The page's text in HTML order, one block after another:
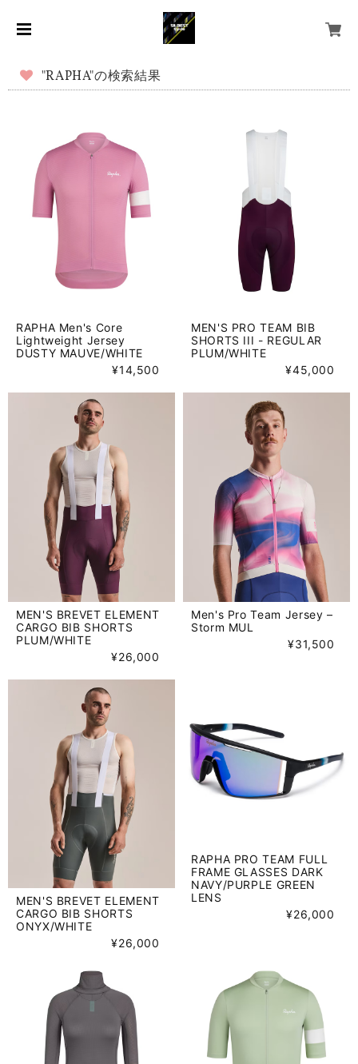
"RAPHA"の検索結果
RAPHA Men's Core
Lightweight Jersey
DUSTY MAUVE/WHITE
¥14,500
MEN'S PRO TEAM BIB
SHORTS III - REGULAR
PLUM/WHITE
¥45,000
MEN'S BREVET ELEMENT
CARGO BIB SHORTS
PLUM/WHITE
¥26,000
Men's Pro Team Jersey –
Storm MUL
¥31,500
MEN'S BREVET ELEMENT
CARGO BIB SHORTS
ONYX/WHITE
¥26,000
RAPHA PRO TEAM FULL
FRAME GLASSES DARK
NAVY/PURPLE GREEN
LENS
¥26,000